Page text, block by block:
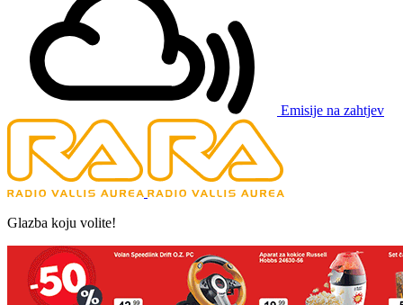
Emisije na zahtjev
Glazba koju volite!